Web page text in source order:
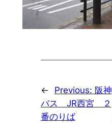
← Previous: 阪神
バス JR西宮 ２
番のりば